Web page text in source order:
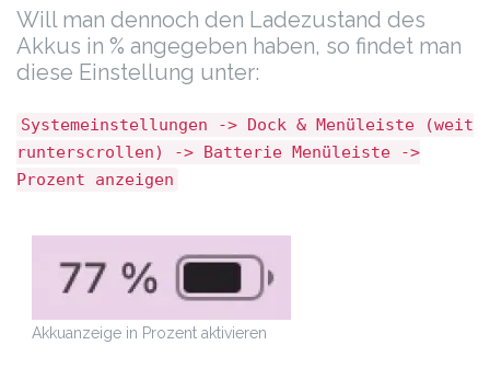
Will man dennoch den Ladezustand des
Akkus in % angegeben haben, so findet man
diese Einstellung unter:
Systemeinstellungen -> Dock & Menüleiste (weit
runterscrollen) -> Batterie Menüleiste ->
Prozent anzeigen
Akkuanzeige in Prozent aktivieren